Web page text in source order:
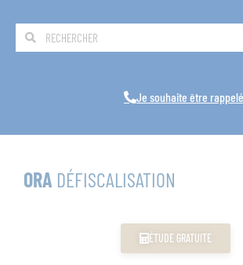
Je souhaite être
ORA DÉFISCALISATION
ÉTUDE GRATUITE